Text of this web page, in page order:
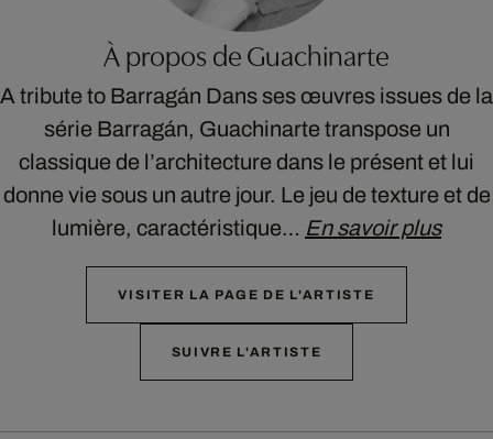
À propos de Guachinarte
A tribute to Barragán Dans ses œuvres issues de la
série Barragán, Guachinarte transpose un
classique de l’architecture dans le présent et lui
donne vie sous un autre jour. Le jeu de texture et de
lumière, caractéristique… En savoir plus
VISITER LA PAGE DE L'ARTISTE
SUIVRE L'ARTISTE